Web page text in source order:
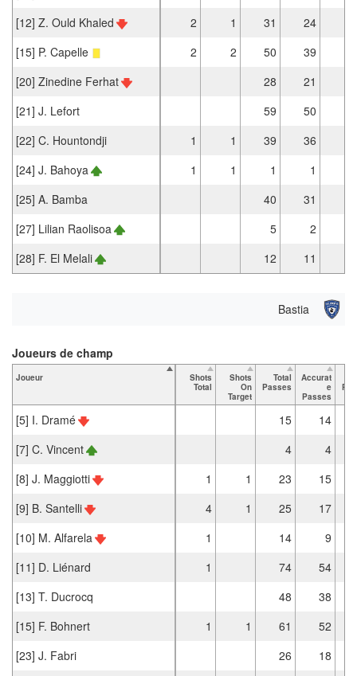
[12] Z. Ould Khaled
2 1 31
24
[15] P. Capelle
2 2 50
39
[20] Zinedine Ferhat
28 21
[21] J. Lefort
59
50
[22] C. Hountondji
1 1 39
36
[24] J. Bahoya
1 1 1
1
[25] A. Bamba
40
31
[27] Lilian Raolisoa
5 2
[28] F. El Melali
12 11
Bastia
Joueur
Shots
Total
Shots
On
Target
Total
Passes
Accurat
e
Passes
[5] I. Dramé 15
14
[7] C. Vincent
4
4
[8] J. Maggiotti
1 1 23
15
[9] B. Santelli
4 1 25
17
[10] M. Alfarela
1 14
9
[11] D. Liénard
1 74
54
[13] T. Ducrocq
48
38
[15] F. Bohnert
1 1 61
52
[23] J. Fabri
26 18
Joueurs de champ